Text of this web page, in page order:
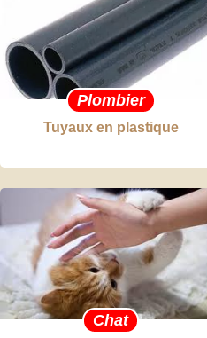
Plombier
Tuyaux en plastique
Chat